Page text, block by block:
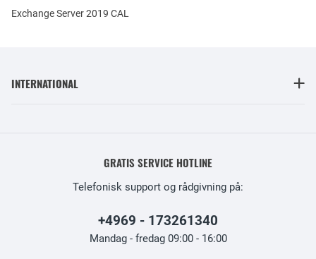
Exchange Server 2019 CAL
INTERNATIONAL
GRATIS SERVICE HOTLINE
Telefonisk support og rådgivning på:
+4969 - 173261340
Mandag - fredag 09:00 - 16:00